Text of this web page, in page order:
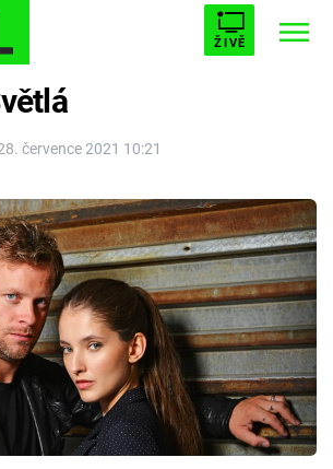
ŽIVĚ
BUFFY, PŘEMOŽITELKA UPÍRŮ
AVENGERS 5
července 2021 10:21